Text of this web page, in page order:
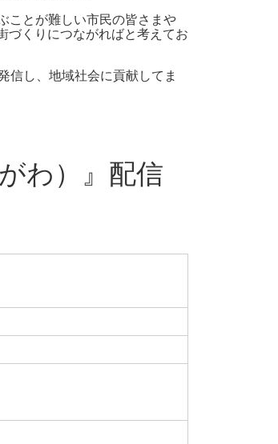
ことが難しい市民の皆さまや
づくりにつながればと考えてお
信し、地域社会に貢献してま
わ）』配信